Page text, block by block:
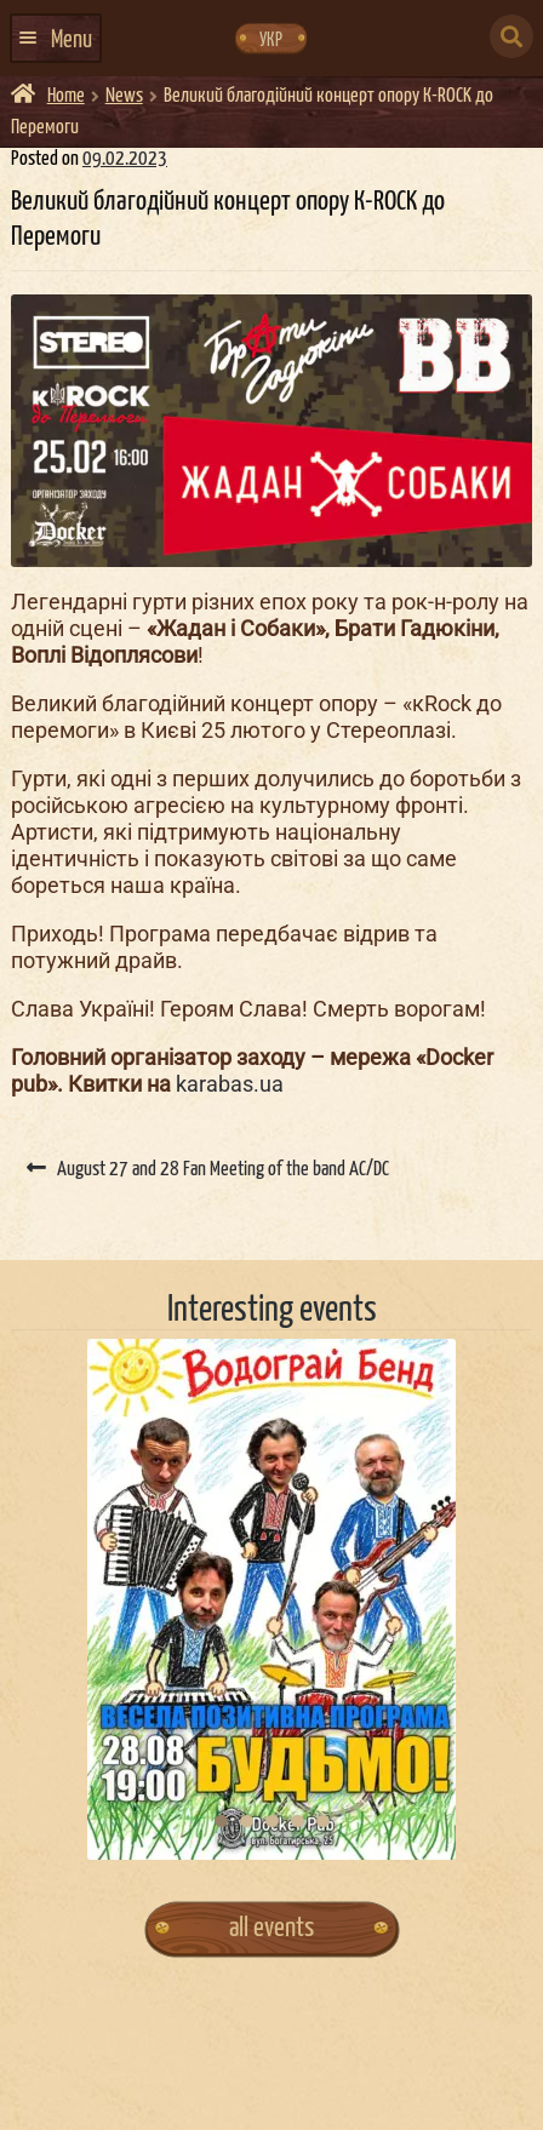
navigation
content
УКР
Menu
HOME
EVENTS CALENDAR
ABOUT US
CONTACTS
EVENT AGENCY DOCKER
CATERING
Home News
Великий благодійний концерт опору К-ROCK до
Перемоги
Posted on09.02.2023
Великий благодійний концерт опору К-ROCK до
Перемоги
Легендарні гурти різних епох року та рок-н-ролу на
одній сцені – «Жадан і Собаки», Брати Гадюкіни,
Воплі Відоплясови!
Великий благодійний концерт опору – «кRock до
перемоги» в Києві 25 лютого у Стереоплазі.
Гурти, які одні з перших долучились до боротьби з
російською агресією на культурному фронті.
Артисти, які підтримують національну
ідентичність і показують світові за що саме
бореться наша країна.
Приходь! Програма передбачає відрив та
потужний драйв.
Слава Україні! Героям Слава! Смерть ворогам!
Головний організатор заходу – мережа «Docker
pub». Квитки на karabas.ua
August 27 and 28 Fan Meeting of the band AC/DC
Interesting events
all events